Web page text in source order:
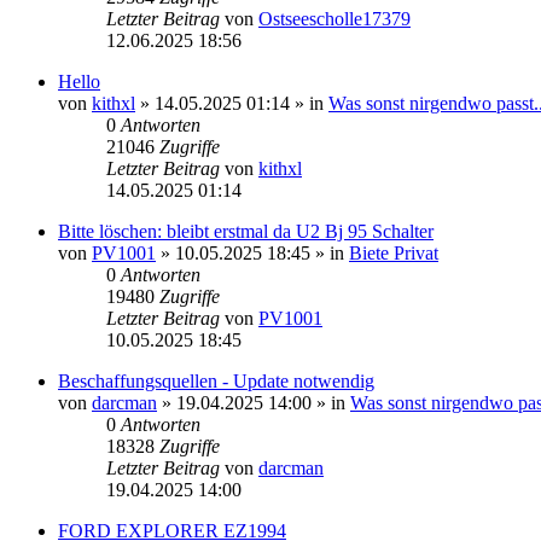
Letzter Beitrag von Ostseescholle17379
12.06.2025 18:56
Hello
von kithxl » 14.05.2025 01:14 » in Was sonst nirgendwo
0 Antworten
21046 Zugriffe
Letzter Beitrag von kithxl
14.05.2025 01:14
Bitte löschen: bleibt erstmal da U2 Bj 95 Schalter
von PV1001 » 10.05.2025 18:45 » in Biete Privat
0 Antworten
19480 Zugriffe
Letzter Beitrag von PV1001
10.05.2025 18:45
Beschaffungsquellen - Update notwendig
von darcman » 19.04.2025 14:00 » in Was sonst nirgendwo
0 Antworten
18328 Zugriffe
Letzter Beitrag von darcman
19.04.2025 14:00
FORD EXPLORER EZ1994